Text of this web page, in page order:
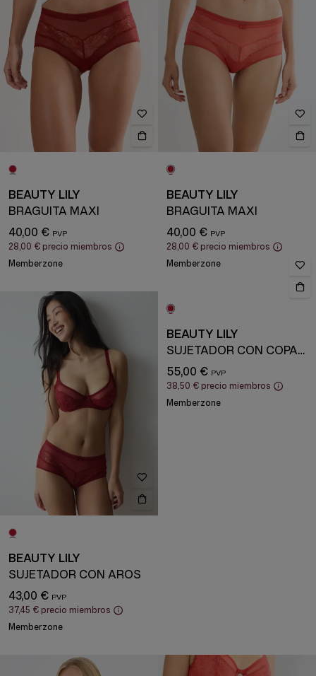
BEAUTY LILY
BRAGUITA MAXI
40,00 €
28,00 € precio miembros
Memberzone
BEAUTY LILY
BRAGUITA MAXI
40,00 €
28,00 € precio miembros
Memberzone
BEAUTY LILY
SUJETADOR CON AROS
43,00 €
37,45 € precio miembros
Memberzone
BEAUTY LILY
SUJETADOR CON COPAS Y AROS
55,00 €
38,50 € precio miembros
Memberzone